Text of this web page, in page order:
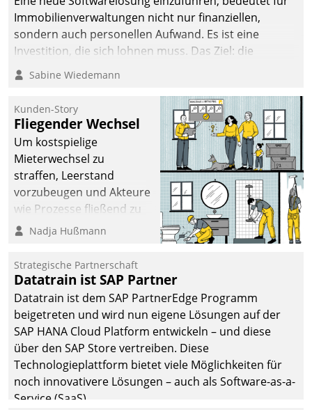
Immobilienverwaltungen nicht nur finanziellen,
sondern auch personellen Aufwand. Es ist eine
Investition, die sich lohnen muss. Das Ziel: die
nachhaltige Optimierung der Geschäftsabläufe. Damit
dieses Ziel erreicht wird, sollten einige Grundregeln
Sabine Wiedemann
Kunden-Story
Fliegender Wechsel
Um kostspielige
Mieterwechsel zu
straffen, Leerstand
vorzubeugen und Akteure
wie Prozesse fließend zu
vernetzen, nutzt die
Jahresbeginn eine
Überblick, Einsicht und
Eingriff bietende Lösung.
Zur Entwicklung setzte
man auf
Cloudtechnologie,
bewährte und Startup-
Partner sowie erstmals
agile Projektmethoden.
Nadja Hußmann
Strategische Partnerschaft
Datatrain ist SAP Partner
Datatrain ist dem SAP PartnerEdge Programm
beigetreten und wird nun eigene Lösungen auf der
SAP HANA Cloud Platform entwickeln – und diese
über den SAP Store vertreiben. Diese
Technologieplattform bietet viele Möglichkeiten für
noch innovativere Lösungen – auch als Software-as-a-
Service (SaaS).